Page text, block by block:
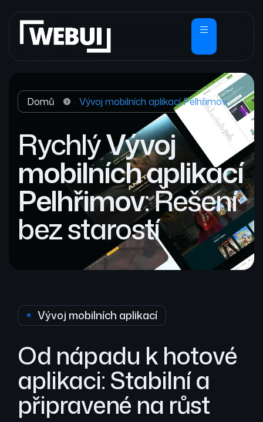
Domů Vývoj mobilních aplikací Pelhřimov
RychlýVývoj
mobilních aplikací
Pelhřimov: Řešení
bez starostí
Vývoj mobilních aplikací
Od nápadu k hotové
aplikaci: Stabilní a
připravené na růst